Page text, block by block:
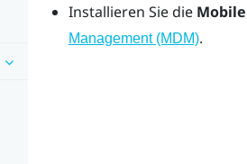
Installieren Sie die
Management (MDM).